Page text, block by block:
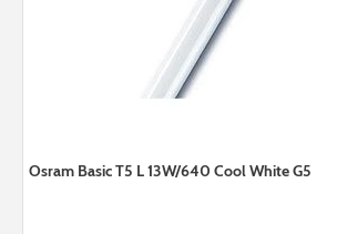
Osram Basic T5 L 13W/640 Cool White G5